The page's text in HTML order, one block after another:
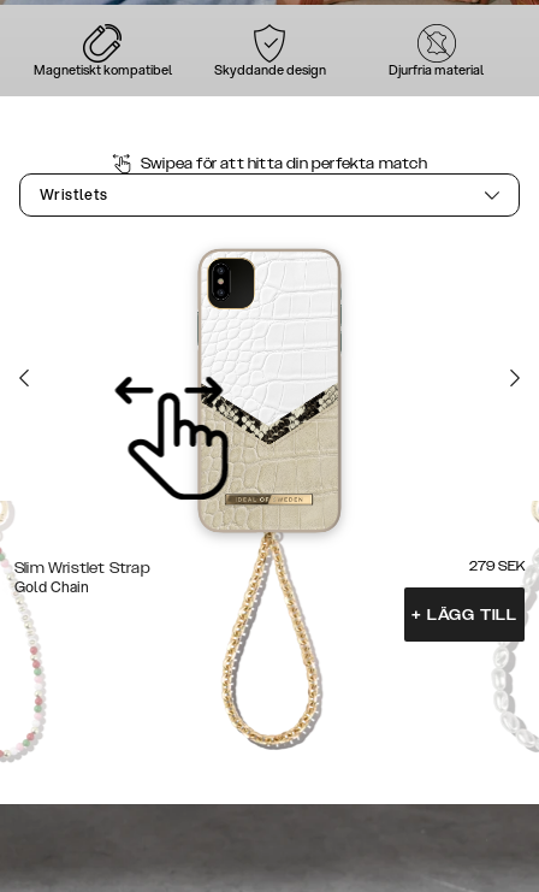
Magnetiskt kompatibel Skyddande design Djurfria material
Swipea för att hitta din perfekta match
Wristlets
Slim Wristlet Strap
Gold Chain
279 SEK
+ LÄGG TILL